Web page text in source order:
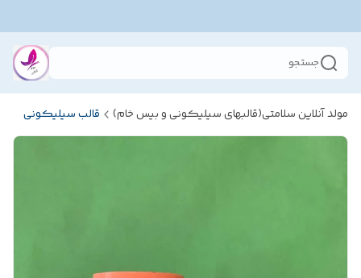
جستجو
مولد آنلاین سلامتی(قالبهای سیلیکونی و بیس خام) قالب سیلیکونی